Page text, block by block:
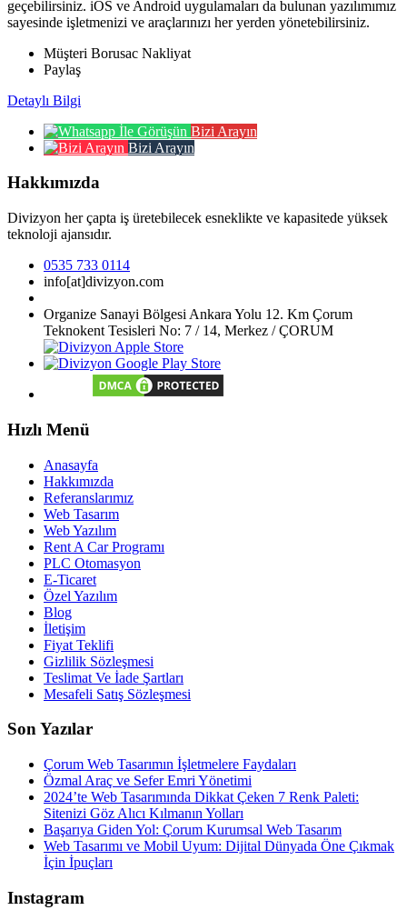
geçebilirsiniz. iOS ve Android uygulamaları da bulunan yazılımımız
sayesinde işletmenizi ve araçlarınızı her yerden yönetebilirsiniz.
Müşteri Borusac Nakliyat
Paylaş
Detaylı Bilgi
Bizi Arayın
Bizi Arayın
Hakkımızda
Divizyon her çapta iş üretebilecek esneklikte ve kapasitede yüksek
teknoloji ajansıdır.
0535 733 0114
info[at]divizyon.com
Organize Sanayi Bölgesi Ankara Yolu 12. Km Çorum
Teknokent Tesisleri No: 7 / 14, Merkez / ÇORUM
Hızlı Menü
Anasayfa
Hakkımızda
Referanslarımız
Web Tasarım
Web Yazılım
Rent A Car Programı
PLC Otomasyon
E-Ticaret
Özel Yazılım
Blog
İletişim
Fiyat Teklifi
Gizlilik Sözleşmesi
Teslimat Ve İade Şartları
Mesafeli Satış Sözleşmesi
Son Yazılar
Çorum Web Tasarımın İşletmelere Faydaları
Özmal Araç ve Sefer Emri Yönetimi
2024’te Web Tasarımında Dikkat Çeken 7 Renk Paleti:
Sitenizi Göz Alıcı Kılmanın Yolları
Başarıya Giden Yol: Çorum Kurumsal Web Tasarım
Web Tasarımı ve Mobil Uyum: Dijital Dünyada Öne Çıkmak
İçin İpuçları
Instagram